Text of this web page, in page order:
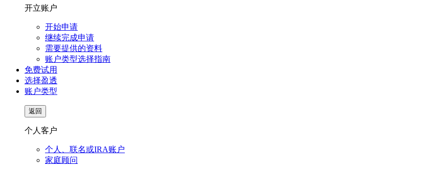
开立账户
开始申请
继续完成申请
需要提供的资料
账户类型选择指南
免费试用
选择盈透
账户类型
返回
个人客户
个人、联名或IRA账户
家庭顾问